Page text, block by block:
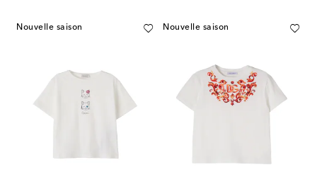
Nouvelle saison Nouvelle saison